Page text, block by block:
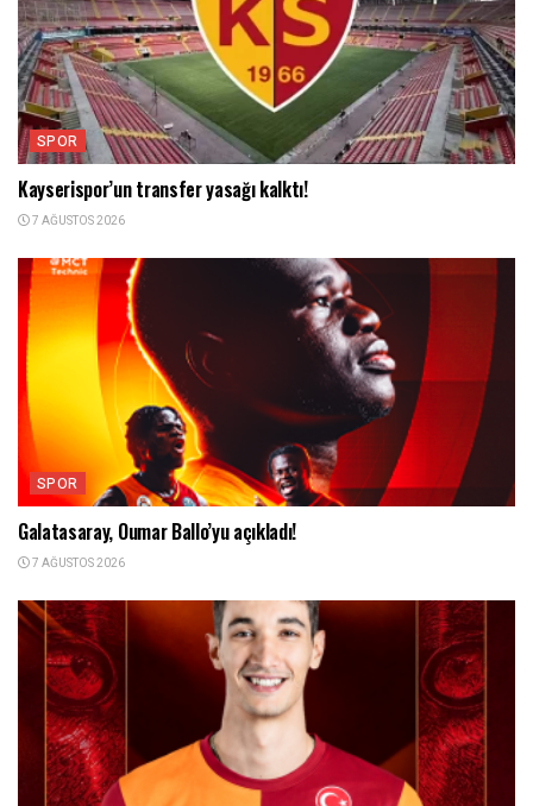
SPOR
Kayserispor’un transfer yasağı kalktı!
7 AĞUSTOS 2026
SPOR
Galatasaray, Oumar Ballo’yu açıkladı!
7 AĞUSTOS 2026